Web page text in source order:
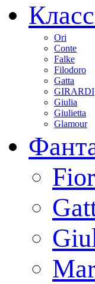
Ori
Conte
Falke
Filodoro
Gatta
GIRARDI
Giulia
Giulietta
Glamour